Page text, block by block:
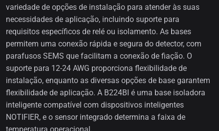
variedade de opções de instalação para atender às suas
necessidades de aplicação, incluindo suporte para
requisitos específicos de relé ou isolamento. As bases
permitem uma conexão rápida e segura do detector, com
parafusos SEMS que facilitam a conexão de fiação. O
suporte para 12-24 AWG proporciona flexibilidade de
instalação, enquanto as diversas opções de base garantem
flexibilidade de aplicação. A B224BI é uma base isoladora
inteligente compatível com dispositivos inteligentes
NOTIFIER, e o sensor integrado determina a faixa de